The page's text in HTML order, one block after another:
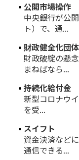
公開市場操作
中央銀行が公
ト）で、通...
財政健全化団体
財政破綻の懸
まねばなら...
持続化給付金
新型コロナウ
を受...
スイフト
資金決済など
通信できる...